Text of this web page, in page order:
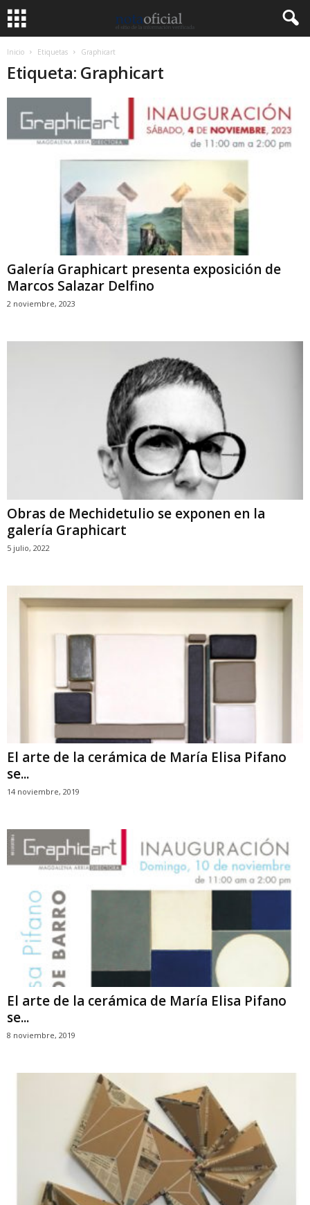
Inicio Etiquetas Graphicart
Etiqueta: Graphicart
Galería Graphicart presenta exposición de
Marcos Salazar Delfino
2 noviembre, 2023
Obras de Mechidetulio se exponen en la
galería Graphicart
5 julio, 2022
El arte de la cerámica de María Elisa Pifano
se...
14 noviembre, 2019
El arte de la cerámica de María Elisa Pifano
se...
8 noviembre, 2019